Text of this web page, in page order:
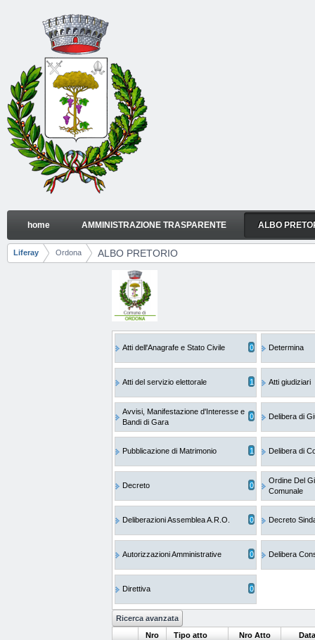
Skip to Content
ALBO PRETORIO
Navigation
home AMMINISTRAZIONE TRASPARENTE ALBO
Breadcrumbs
Liferay Ordona ALBO PRETORIO
Atti dell'Anagrafe e Stato Civile 0 Determina
Atti del servizio elettorale 1 Atti giudiziari
Avvisi, Manifestazione d'Interesse e
Bandi di Gara
0 Delibera di
Pubblicazione di Matrimonio 1 Delibera di
Decreto 0
Ordine Del
Comunale
Deliberazioni Assemblea A.R.O. 0 Decreto
Autorizzazioni Amministrative 0 Delibera
Direttiva 0
Nro Tipo atto Nro Atto
Data